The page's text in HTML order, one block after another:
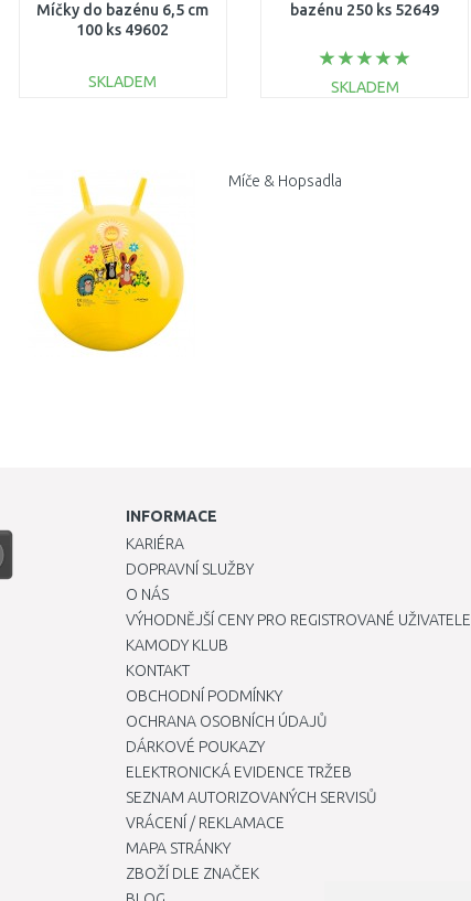
Míčky do bazénu 6,5 cm
100 ks 49602
SKLADEM
bazénu 250 ks 52649
SKLADEM
Míče & Hopsadla
INFORMACE
KARIÉRA
DOPRAVNÍ SLUŽBY
O NÁS
VÝHODNĚJŠÍ CENY PRO REGISTROVANÉ UŽIVATELE
KAMODY KLUB
KONTAKT
OBCHODNÍ PODMÍNKY
OCHRANA OSOBNÍCH ÚDAJŮ
DÁRKOVÉ POUKAZY
ELEKTRONICKÁ EVIDENCE TRŽEB
SEZNAM AUTORIZOVANÝCH SERVISŮ
VRÁCENÍ / REKLAMACE
MAPA STRÁNKY
ZBOŽÍ DLE ZNAČEK